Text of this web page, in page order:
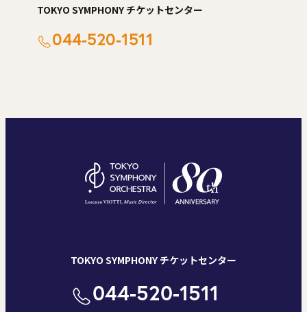
TOKYO SYMPHONY チケットセンター
044-520-1511
TOKYO SYMPHONY チケットセンター
044-520-1511